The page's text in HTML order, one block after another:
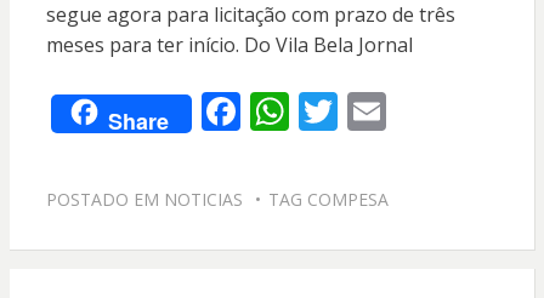
segue agora para licitação com prazo de três
meses para ter início. Do Vila Bela Jornal
Share F
e
o
W
at
A
T
itt
E
ai
POSTADO EM NOTICIAS TAG COMPESA